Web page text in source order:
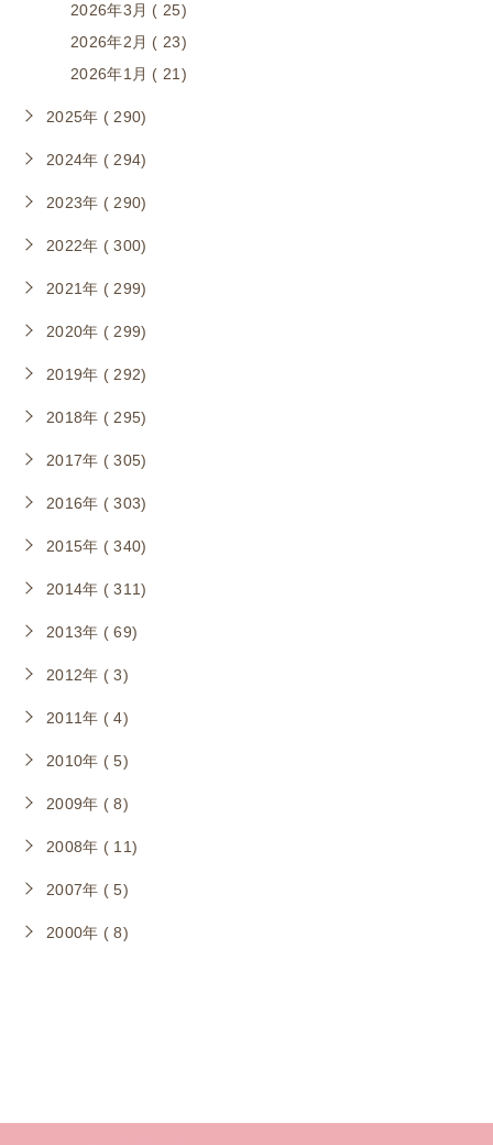
2026年3月 ( 25)
2026年2月 ( 23)
2026年1月 ( 21)
2025年 ( 290)
2024年 ( 294)
2023年 ( 290)
2022年 ( 300)
2021年 ( 299)
2020年 ( 299)
2019年 ( 292)
2018年 ( 295)
2017年 ( 305)
2016年 ( 303)
2015年 ( 340)
2014年 ( 311)
2013年 ( 69)
2012年 ( 3)
2011年 ( 4)
2010年 ( 5)
2009年 ( 8)
2008年 ( 11)
2007年 ( 5)
2000年 ( 8)